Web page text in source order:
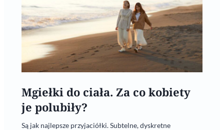
Mgiełki do ciała. Za co kobiety
je polubiły?
Są jak najlepsze przyjaciółki. Subtelne, dyskretne